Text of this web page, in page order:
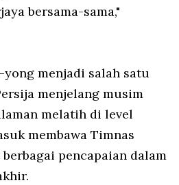
bersama-sama,"
menjadi salah satu
menjelang musim
melatih di level
membawa Timnas
pencapaian dalam